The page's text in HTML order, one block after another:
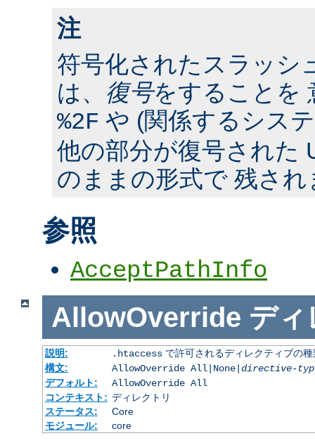
注
符号化されたスラッシ
は、 復号をすることを
%2F や (関係するシス
他の部分が復号された
のままの形式で 残され
参照
AcceptPathInfo
AllowOverride ディ
説明: .htaccessで許可されるディレクティブの種
構文:
AllowOverride All|None| directive-
デフォルト:
AllowOverride All
コンテキスト: ディレクトリ
ステータス:
Core
モジュール:
core